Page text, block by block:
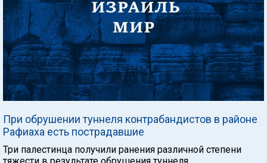
При обрушении туннеля контрабандистов в районе
Рафиаха есть пострадавшие
Три палестинца получили ранения различной степени
тяжести в результате обрушения туннеля.